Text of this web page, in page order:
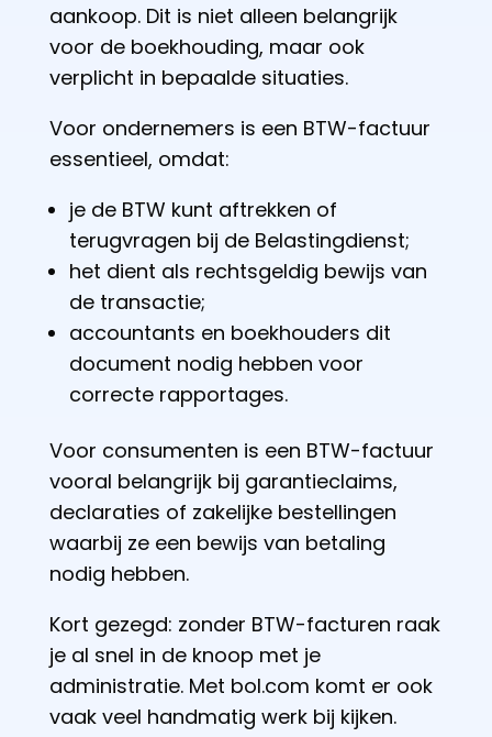
aankoop. Dit is niet alleen belangrijk
voor de boekhouding, maar ook
verplicht in bepaalde situaties.
Voor ondernemers is een BTW-factuur
essentieel, omdat:
je de BTW kunt aftrekken of
terugvragen bij de Belastingdienst;
het dient als rechtsgeldig bewijs van
de transactie;
accountants en boekhouders dit
document nodig hebben voor
correcte rapportages.
Voor consumenten is een BTW-factuur
vooral belangrijk bij garantieclaims,
declaraties of zakelijke bestellingen
waarbij ze een bewijs van betaling
nodig hebben.
Kort gezegd: zonder BTW-facturen raak
je al snel in de knoop met je
administratie. Met bol.com komt er ook
vaak veel handmatig werk bij kijken.